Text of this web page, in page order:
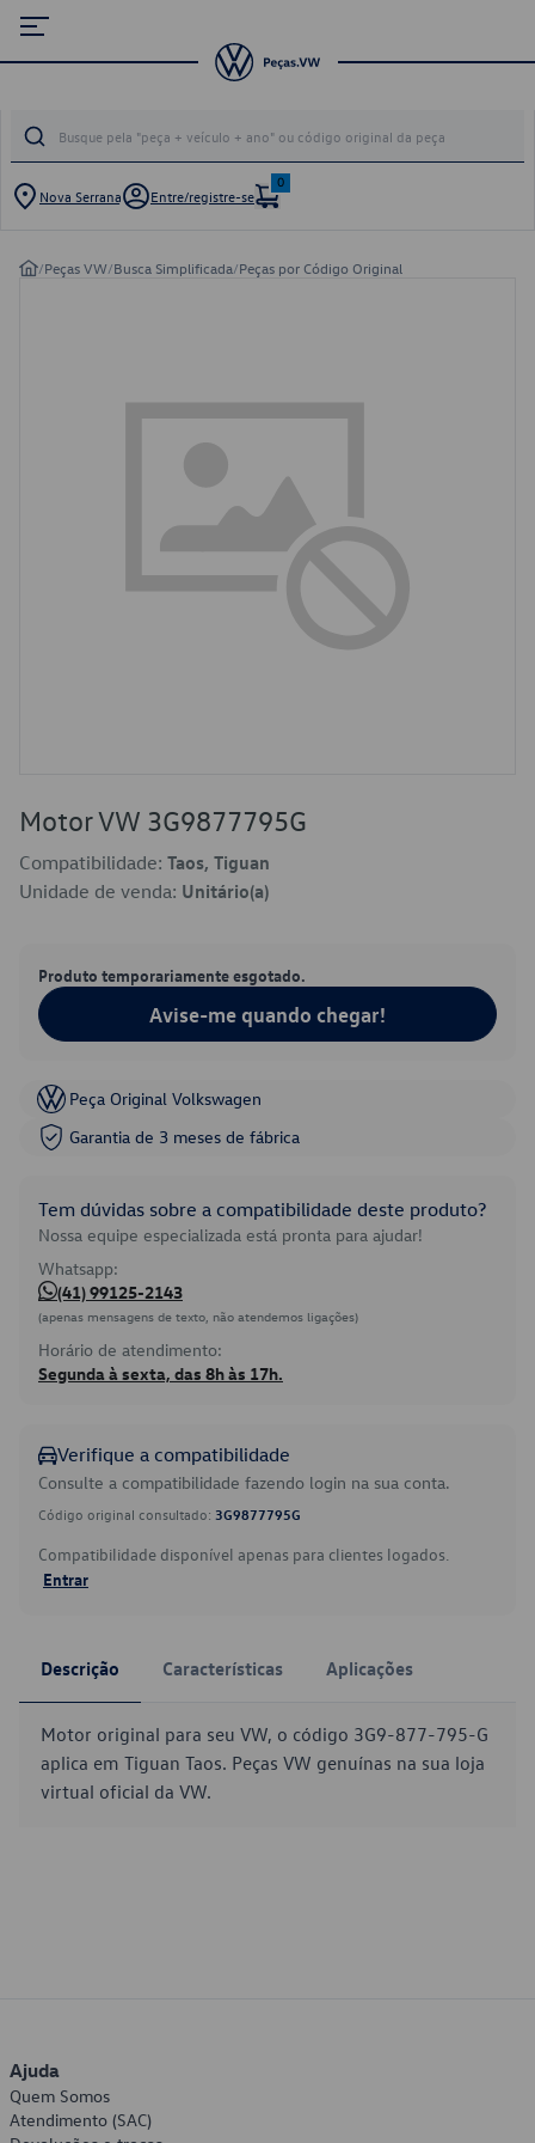
Nova Serrana Entre/registre-se
0
/Peças VW/Busca Simplificada/Peças por Código Original
Motor VW 3G9877795G
Compatibilidade: Taos, Tiguan
Unidade de venda: Unitário(a)
Produto temporariamente esgotado.
Avise-me quando chegar!
Peça Original Volkswagen
Garantia de 3 meses de fábrica
Tem dúvidas sobre a compatibilidade deste produto?
Nossa equipe especializada está pronta para ajudar!
Whatsapp:
(41) 99125-2143
(apenas mensagens de texto, não atendemos ligações)
Horário de atendimento:
Segunda à sexta, das 8h às 17h.
Verifique a compatibilidade
Consulte a compatibilidade fazendo login na sua conta.
Código original consultado: 3G9877795G
Compatibilidade disponível apenas para clientes logados.
Entrar
Descrição Características Aplicações
Motor original para seu VW, o código 3G9-877-795-G
aplica em Tiguan Taos. Peças VW genuínas na sua loja
virtual oficial da VW.
Ajuda
Quem Somos
Atendimento (SAC)